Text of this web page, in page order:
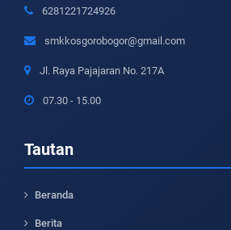
6281221724926
smkkosgorobogor@gmail.com
Jl. Raya Pajajaran No. 217A
07.30 - 15.00
Tautan
Beranda
Berita